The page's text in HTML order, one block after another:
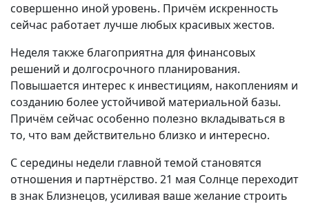
совершенно иной уровень. Причём искренность
сейчас работает лучше любых красивых жестов.
Неделя также благоприятна для финансовых
решений и долгосрочного планирования.
Повышается интерес к инвестициям, накоплениям и
созданию более устойчивой материальной базы.
Причём сейчас особенно полезно вкладываться в
то, что вам действительно близко и интересно.
С середины недели главной темой становятся
отношения и партнёрство. 21 мая Солнце переходит
в знак Близнецов, усиливая ваше желание строить